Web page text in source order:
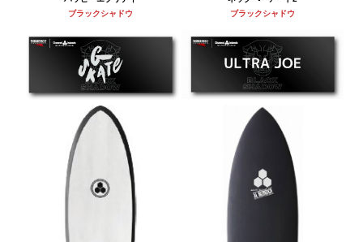
ブラックシャドウ
ブラックシャドウ